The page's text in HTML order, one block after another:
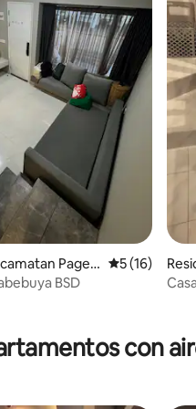
12 evaluaciones
Paged Calificación
5 (16)
BSD
con